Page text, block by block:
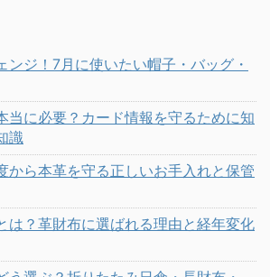
ンジ！7月に使いたい帽子・バッグ・
当に必要？カード情報を守るために知
識
から本革を守る正しいお手入れと保管
は？革財布に選ばれる理由と経年変化